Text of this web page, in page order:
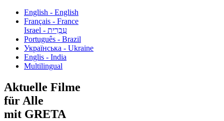
English - English
Français - France
עִבְרִית - Israel
Português - Brazil
Українська - Ukraine
Englis - India
Multilingual
Aktuelle Filme
für Alle
mit GRETA